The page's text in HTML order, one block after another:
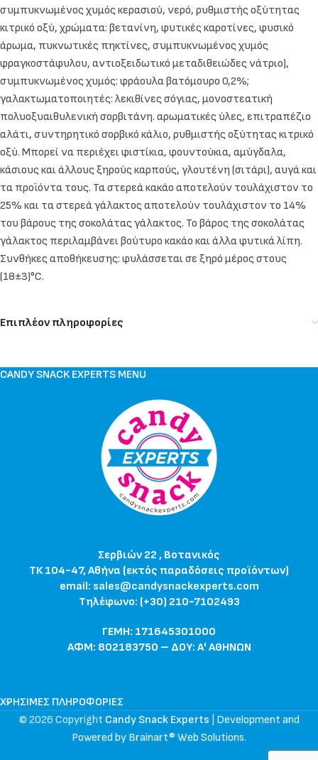
συμπυκνωμένος χυμός κερασιού, νερό, ρυθμιστής οξύτητας
κιτρικό οξύ, χρώματα: βετανίνη, φυτικές καροτίνες, φυσικό
άρωμα, πυκνωτικές πηκτίνες, συμπυκνωμένος χυμός
φραγκοστάφυλου, αντιοξειδωτικό μεταδιθειώδες νάτριο),
συμπυκνωμένος χυμός: φράουλα βατόμουρο 0,2%;
γαλακτωματοποιητές: λεκιθίνες σόγιας, μονοστεατική
πολυοξυαιθυλενική σορβιτάνη. αρωματικές ύλες, επιτραπέζιο
αλάτι, συντηρητικό σορβικό κάλιο, ρυθμιστής οξύτητας κιτρικό
οξύ. Μπορεί να περιέχει φιστίκια, φουντούκια, αμύγδαλα,
κάσιους και άλλους ξηρούς καρπούς, γλουτένη (σιτάρι), αυγά και
τα προϊόντα τους. Τα στερεά κακάο αποτελούν τουλάχιστον το
25% και τα στερεά γάλακτος αποτελούν τουλάχιστον το 14%
του βάρους της σοκολάτας γάλακτος. Το βάρος της σοκολάτας
γάλακτος περιλαμβάνει βούτυρο κακάο και άλλα φυτικά λίπη.
Συνθήκες αποθήκευσης: φυλάσσεται σε ξηρό μέρος στους
(18±3)°C.
Επιπλέον πληροφορίες
CANDY SNACK EXPERTS MENU
Σερβιών 22 , Βοτανικός
ΤΚ 104-47, Αθήνα (εκτός παραδόσεις προϊόντων)
email: sales@candysnackexperts.com
Τηλέφωνο: (+30) 210-7102493
ΓΕΜΗ: 171645301000
ΑΦΜ: 802183750 – ΔΟΥ: Α' ΑΘΗΝΩΝ
ΧΡΉΣΙΜΕΣ ΠΛΗΡΟΦΟΡΊΕΣ
© 2026 Copyright Candy Snack Experts
Development and
Powered by Brainart® Web Solutions.